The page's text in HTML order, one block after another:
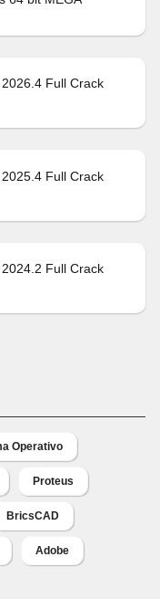
Full Crack
Full Crack
Full Crack
Operativo
Proteus
BricsCAD
Adobe